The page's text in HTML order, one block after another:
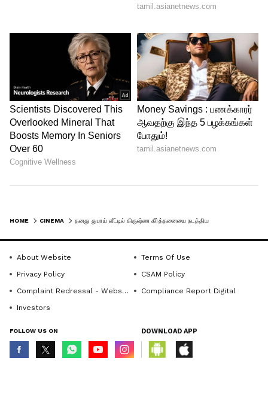
HOME CINEMA
About Website
Terms Of Use
Privacy Policy
CSAM Policy
Complaint Redressal - Website
Compliance Report Digital
Investors
FOLLOW US ON DOWNLOAD APP